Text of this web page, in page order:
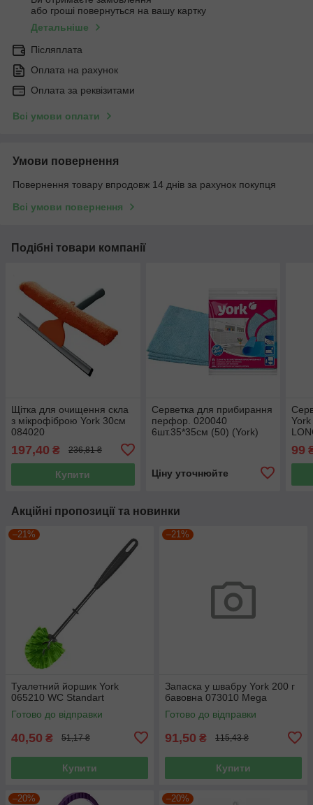
або гроші повернуться на вашу картку
Детальніше
Післяплата
Оплата на рахунок
Оплата за реквізитами
Всі умови оплати
Умови повернення
Повернення товару впродовж 14 днів за рахунок покупця
Всі умови повернення
Подібні товари компанії
Щітка для очищення скла
з мікрофіброю York 30см
084020
197,40 ₴ 236,81 ₴
Купити
Серветка для прибирання
перфор. 020040
6шт.35*35см (50) (York)
Ціну уточнюйте
99
Акційні пропозиції та новинки
–21%
Туалетний йоршик York
065210 WC Standart
Готово до відправки
40,50 ₴ 51,17 ₴
Купити
–21%
Запаска у швабру York 200 г
бавовна 073010 Mega
Готово до відправки
91,50 ₴ 115,43 ₴
Купити
–20% –20%